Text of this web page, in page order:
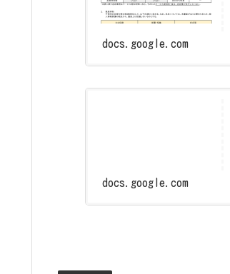
docs.google.com
docs.google.com